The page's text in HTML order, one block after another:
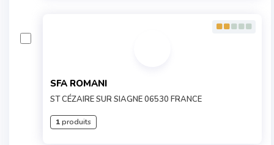
SFA ROMANI
ST CÉZAIRE SUR SIAGNE 06530 FRANCE
1produits